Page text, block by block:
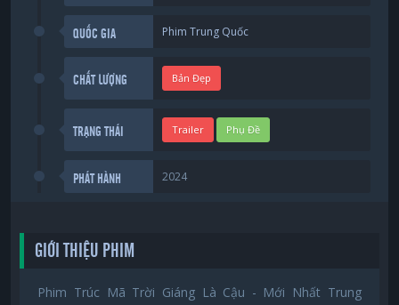
QUỐC GIA Phim Trung Quốc
CHẤT LƯỢNG Bản Đẹp
TRẠNG THÁI Trailer Phụ Đề
PHÁT HÀNH 2024
GIỚI THIỆU PHIM
Phim Trúc Mã Trời Giáng Là Cậu - Mới Nhất Trung